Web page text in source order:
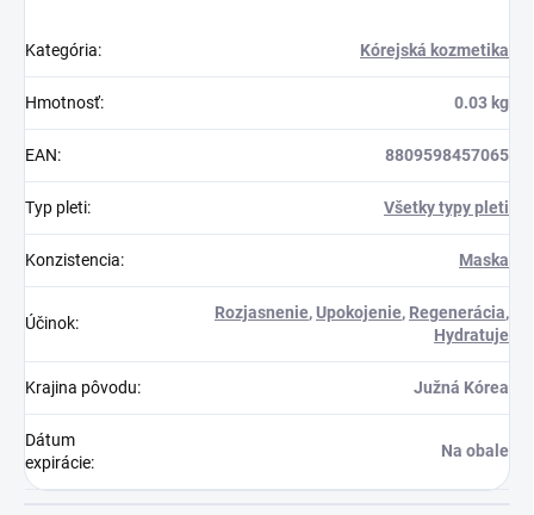
Kategória: Kórejská kozmetika
Hmotnosť: 0.03 kg
EAN: 8809598457065
Typ pleti: Všetky typy pleti
Konzistencia: Maska
Účinok:
Rozjasnenie,Upokojenie, Regenerácia,
Hydratuje
Krajina pôvodu: Južná Kórea
Dátum
expirácie:
Na obale